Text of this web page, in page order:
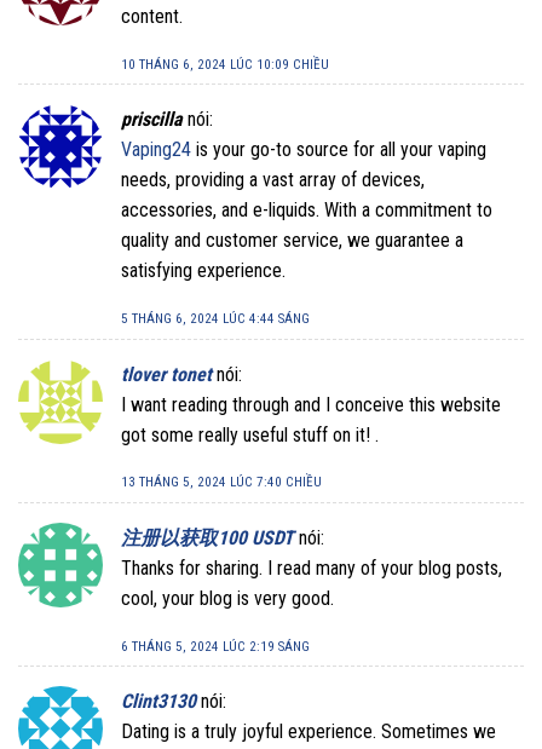
content.
10 THÁNG 6, 2024 LÚC 10:09 CHIỀU
priscilla nói:
Vaping24 is your go-to source for all your vaping
needs, providing a vast array of devices,
accessories, and e-liquids. With a commitment to
quality and customer service, we guarantee a
satisfying experience.
5 THÁNG 6, 2024 LÚC 4:44 SÁNG
tlover tonet nói:
I want reading through and I conceive this website
got some really useful stuff on it! .
13 THÁNG 5, 2024 LÚC 7:40 CHIỀU
注册以获取100 USDT nói:
Thanks for sharing. I read many of your blog posts,
cool, your blog is very good.
6 THÁNG 5, 2024 LÚC 2:19 SÁNG
Clint3130 nói:
Dating is a truly joyful experience. Sometimes we